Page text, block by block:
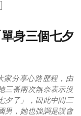
身三個七夕
家分享心路歷程，由
三番兩次無奈表示沒
夕了」，因此中間三
男，她也強調是誤會